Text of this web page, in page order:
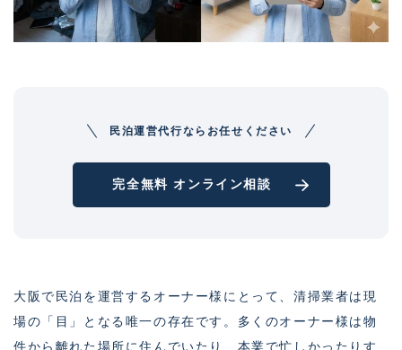
民泊運営代行ならお任せください
完全無料 オンライン相談
大阪で民泊を運営するオーナー様にとって、清掃業者は現
場の「目」となる唯一の存在です。多くのオーナー様は物
件から離れた場所に住んでいたり、本業で忙しかったりす